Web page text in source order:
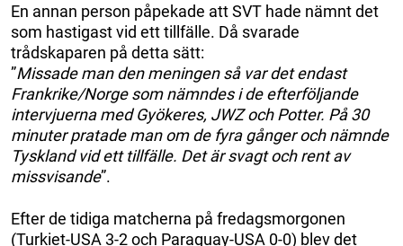
En annan person påpekade att SVT hade nämnt det
som hastigast vid ett tillfälle. Då svarade
trådskaparen på detta sätt:
”Missade man den meningen så var det endast
Frankrike/Norge som nämndes i de efterföljande
intervjuerna med Gyökeres, JWZ och Potter. På 30
minuter pratade man om de fyra gånger och nämnde
Tyskland vid ett tillfälle. Det är svagt och rent av
missvisande”.
Efter de tidiga matcherna på fredagsmorgonen
(Turkiet-USA 3-2 och Paraguay-USA 0-0) blev det